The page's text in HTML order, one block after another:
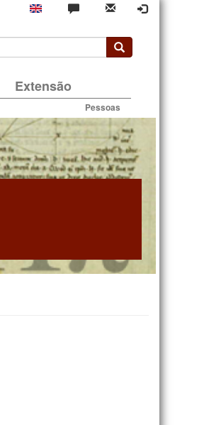
Extensão
Pessoas